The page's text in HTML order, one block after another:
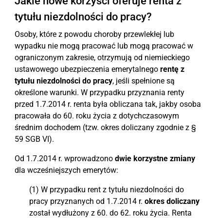
tytułu niezdolności do pracy?
Osoby, które z powodu choroby przewlekłej lub
wypadku nie mogą pracować lub mogą pracować w
ograniczonym zakresie, otrzymują od niemieckiego
ustawowego ubezpieczenia emerytalnego rentę z
tytułu niezdolności do pracy, jeśli spełnione są
określone warunki. W przypadku przyznania renty
przed 1.7.2014 r. renta była obliczana tak, jakby osoba
pracowała do 60. roku życia z dotychczasowym
średnim dochodem (tzw. okres doliczany zgodnie z §
59 SGB VI).
Od 1.7.2014 r. wprowadzono dwie korzystne zmiany
dla wcześniejszych emerytów:
(1) W przypadku rent z tytułu niezdolności do
pracy przyznanych od 1.7.2014 r. okres doliczany
został wydłużony z 60. do 62. roku życia. Renta